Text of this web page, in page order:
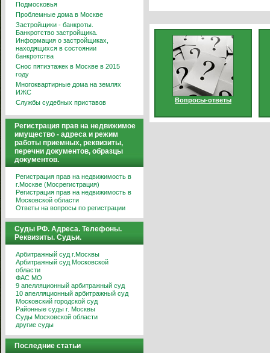
Подмосковья
Проблемные дома в Москве
Застройщики - банкроты.
Банкротство застройщика.
Информация о застройщиках,
находящихся в состоянии
банкротства
Снос пятиэтажек в Москве в 2015
году
Многоквартирные дома на землях
ИЖС
Службы судебных приставов
Регистрация прав на недвижимое
имущество - адреса и режим
работы приемных, реквизиты,
перечни документов, образцы
документов.
Регистрация прав на недвижимость в
г.Москве (Мосрегистрация)
Регистрация прав на недвижимость в
Московской области
Ответы на вопросы по регистрации
Суды РФ. Адреса. Телефоны.
Реквизиты. Судьи.
Арбитражный суд г.Москвы
Арбитражный суд Московской
области
ФАС МО
9 апелляционный арбитражный суд
10 апелляционный арбитражный суд
Московский городской суд
Районные суды г. Москвы
Суды Московской области
другие суды
Последние статьи
Вопросы-ответы